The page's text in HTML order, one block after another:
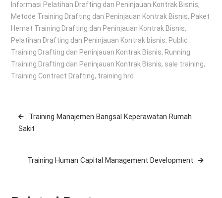
Informasi Pelatihan Drafting dan Peninjauan Kontrak Bisnis,
Metode Training Drafting dan Peninjauan Kontrak Bisnis, Paket
Hemat Training Drafting dan Peninjauan Kontrak Bisnis,
Pelatihan Drafting dan Peninjauan Kontrak bisnis, Public
Training Drafting dan Peninjauan Kontrak Bisnis, Running
Training Drafting dan Peninjauan Kontrak Bisnis, sale training,
Training Contract Drafting, training hrd
Post
navigation
Training Manajemen Bangsal Keperawatan Rumah
Sakit
Training Human Capital Management Development